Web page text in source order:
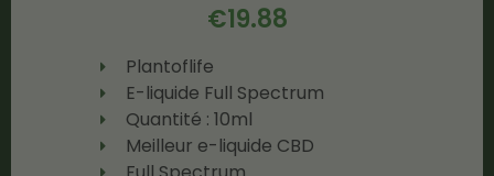
€19.88
Plantoflife
E-liquide Full Spectrum
Quantité : 10ml
Meilleur e-liquide CBD